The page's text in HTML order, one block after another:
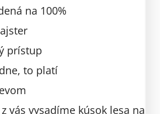
na 100%
prístup
to platí
vás vysadíme kúsok lesa na